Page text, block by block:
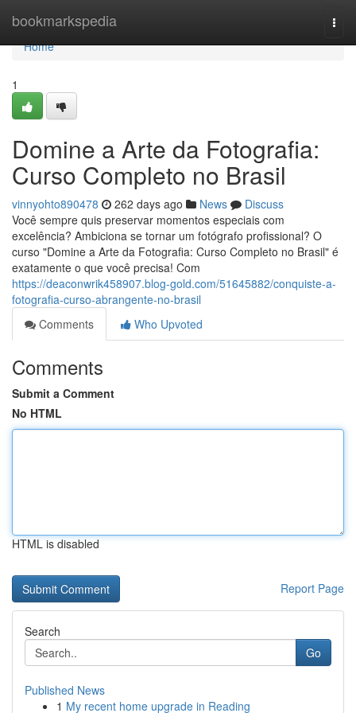
bookmarkspedia
Home
Home
1
Domine a Arte da Fotografia:
Curso Completo no Brasil
vinnyohto890478 262 days ago News
Discuss
Você sempre quis preservar momentos especiais com
excelência? Ambiciona se tornar um fotógrafo profissional? O
curso "Domine a Arte da Fotografia: Curso Completo no Brasil" é
exatamente o que você precisa! Com
https://deaconwrik458907.blog-gold.com/51645882/conquiste-a-
fotografia-curso-abrangente-no-brasil
Comments
Who Upvoted
Comments
Submit a Comment
No HTML
HTML is disabled
Report Page
Search
Go
Published News
1 My recent home upgrade in Reading